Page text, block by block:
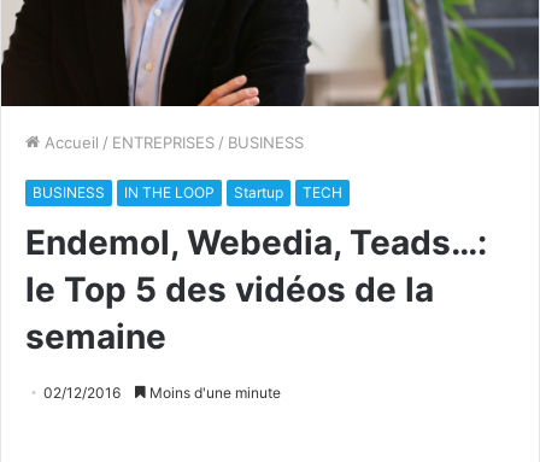
Accueil / ENTREPRISES / BUSINESS
BUSINESS IN THE LOOP Startup TECH
Endemol, Webedia, Teads…:
le Top 5 des vidéos de la
semaine
02/12/2016 Moins d'une minute